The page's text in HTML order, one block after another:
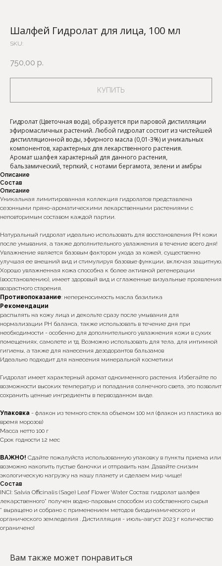
Шалфей Гидролат для лица, 100 мл
SKU:
750,00 р.
КУПИТЬ
Гидролат (Цветочная вода), образуется при паровой дистилляции
эфиромасличных растений. Любой гидролат состоит из чистейшей
дистилляционной воды, эфирного масла (0,01-3%) и уникальных
компонентов, характерных для лекарственного растения.
Аромат шалфея характерный для данного растения,
бальзамический, терпкий, с нотами бергамота, зелени и амбры
Описание
Состав
Описание
Уникальная лимитированная коллекция гидролатов представлена
сезонными пряно-ароматическими лекарственными растениями с
неповторимым составом каждой партии.
Натуральный гидролат идеально использовать для восстановления РН кожи
после умывания, а также дополнительного увлажнения в течение всего дня!
Увлажнение является базовым фактором ухода за кожей, существенно
улучшая ее внешний вид и стимулируя базовые функции, включая защитную.
Хорошо увлажненная кожа способна к более активной регенерации
(восстановлению), имеет здоровый вид и сглаженные визуальные проявления
возрастного старения.
Противопоказание: непереносимость масла базилика
Рекомендации
распылять на кожу лица и декольте сразу после умывания для
нормализации РН баланса, также использовать в течение дня при
необходимости - особенно для дополнительного увлажнения кожи в сухих
помещениях, самолете и тд. Возможно использовать для тела, для интимной
гигиены, а также для нанесения дезодорантов бальзамов
Идеально подходит для нанесения минеральной косметики
Гидролат имеет характерный аромат одноименного растения. Избегайте по
возможности высоких температур и попадания солнечного света, это позволит
сохранить ценные ингредиенты в первозданном виде.
Упаковка - флакон из темного стекла объемом 100 мл (флакон из пластика во
время морозов)
Масса нетто 100 г
Срок годности 12 мес
ВАЖНО! Сдайте пожалуйста использованную упаковку в пункты приема или
возможно накопить пустые баночки и отправить нам. Давайте снизим
экологическую нагрузку на нашу планету и сделаем мир чище!
Состав
INCI: Salvia Officinalis (Sage) Leaf Flower Water Состав: гидролат шалфея
лекарственного* получен водно-паровым способом из собственного сырья
* выращено и собрано с применением методов биодинамического и
органического земледелия . Дистилляция - июль-август 2023 г количество
ограничено!
Вам также может понравиться
*Интернет-магазин skecobeauty.com не несёт ответственности
за продукцию, купленную на интернет ресурсах (авито,
маркетплейс) и у других консультантов